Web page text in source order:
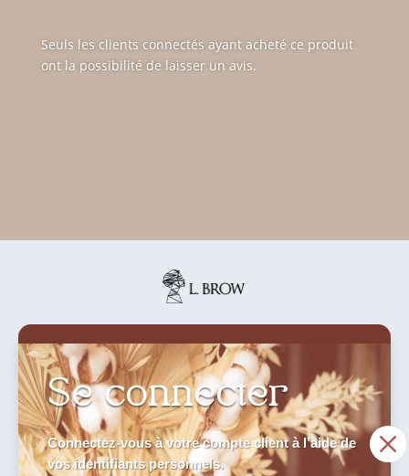
Seuls les clients connectés ayant acheté ce produit
ont la possibilité de laisser un avis.
M
Se connecter
Connectez-vous à votre compte client à l’aide de
vos identifiants personnels.